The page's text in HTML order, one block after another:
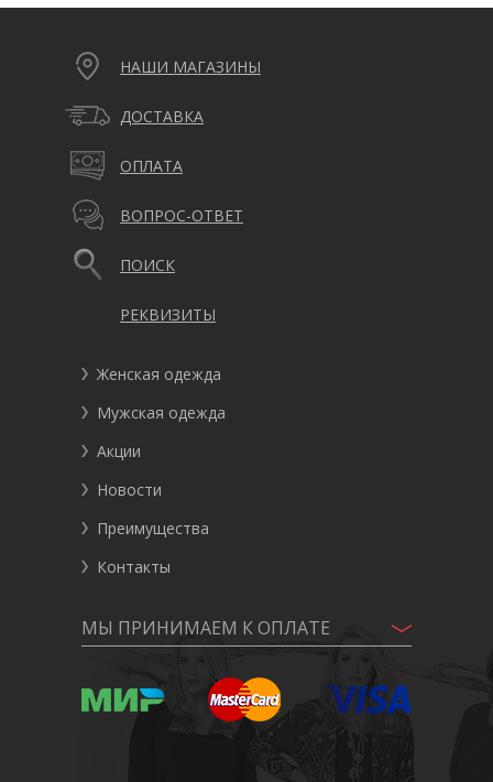
НАШИ МАГАЗИНЫ
ДОСТАВКА
ОПЛАТА
ВОПРОС-ОТВЕТ
ПОИСК
РЕКВИЗИТЫ
Женская одежда
Мужская одежда
Акции
Новости
Преимущества
Контакты
МЫ ПРИНИМАЕМ К ОПЛАТЕ